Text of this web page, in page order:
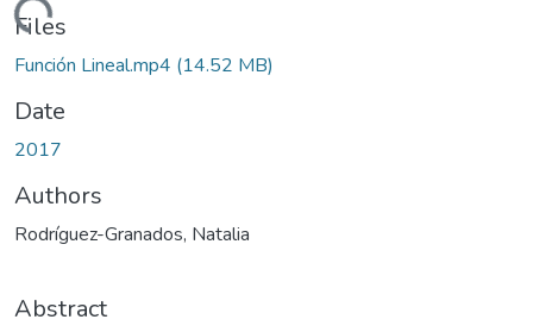
Loading...
Files
Función Lineal.mp4 (14.52 MB)
Date
2017
Authors
Rodríguez-Granados, Natalia
Abstract